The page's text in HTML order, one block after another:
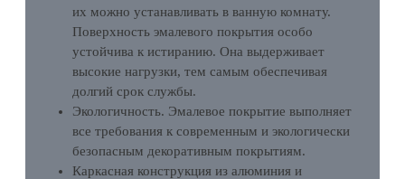
их можно устанавливать в ванную комнату.
Поверхность эмалевого покрытия особо
устойчива к истиранию. Она выдерживает
высокие нагрузки, тем самым обеспечивая
долгий срок службы.
Экологичность. Эмалевое покрытие выполняет
все требования к современным и экологически
безопасным декоративным покрытиям.
Каркасная конструкция из алюминия и